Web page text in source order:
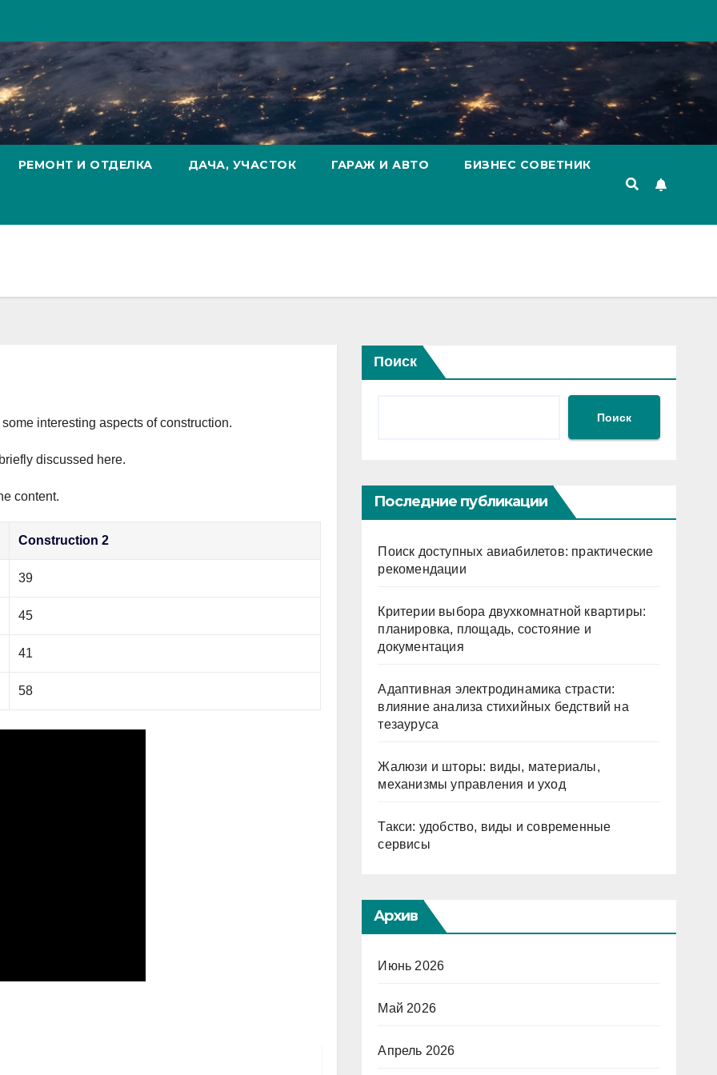
РЕМОНТ И ОТДЕЛКА ДАЧА, УЧАСТОК ГАРАЖ И АВТО БИЗНЕС СОВЕТНИК
interesting aspects of construction.
discussed here.
content.
Construction 2
39
45
41
58
Поиск
Поиск
Последние публикации
Поиск доступных авиабилетов: практические
рекомендации
Критерии выбора двухкомнатной квартиры:
планировка, площадь, состояние и
документация
Адаптивная электродинамика страсти:
влияние анализа стихийных бедствий на
тезауруса
Жалюзи и шторы: виды, материалы,
механизмы управления и уход
Такси: удобство, виды и современные
сервисы
Архив
Июнь 2026
Май 2026
Апрель 2026